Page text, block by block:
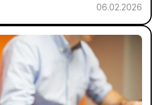
06.02.2026